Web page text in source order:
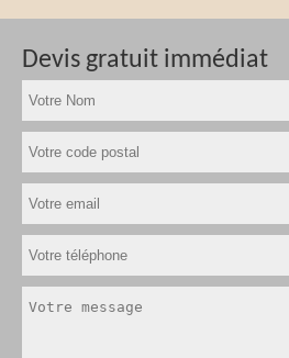
Devis gratuit immédiat